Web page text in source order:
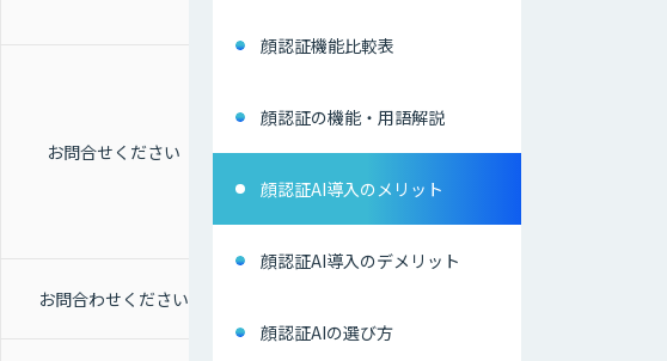
お問合せください なし
お問合わせください
顔認証機能比較表
顔認証の機能・用語解説
顔認証AI導入のメリット
顔認証AI導入のデメリット
顔認証AIの選び方